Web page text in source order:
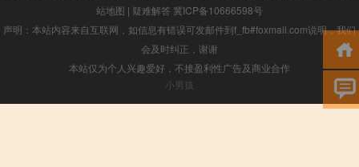
站地图 | 疑难解答 冀ICP备10666598号
声明：本站内容来自互联网，如信息有错误可发邮件到f_fb#foxmail.com说明，我们
会及时纠正，谢谢
本站仅为个人兴趣爱好，不接盈利性广告及商业合作
小男孩